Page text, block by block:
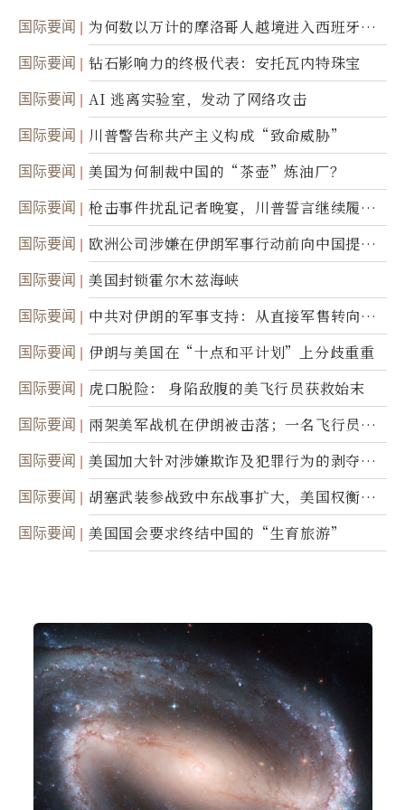
国际要闻
为何数以万计的摩洛哥人越境进入西班牙休
达
国际要闻 钻石影响力的终极代表：安托瓦内特珠宝
国际要闻 AI 逃离实验室，发动了网络攻击
国际要闻 川普警告称共产主义构成“致命威胁”
国际要闻 美国为何制裁中国的“茶壶”炼油厂？
国际要闻
枪击事件扰乱记者晚宴，川普誓言继续履行
职责
国际要闻
欧洲公司涉嫌在伊朗军事行动前向中国提供
美军基地的卫星图像
国际要闻 美国封锁霍尔木兹海峡
国际要闻
中共对伊朗的军事支持：从直接军售转向间
接技术转让
国际要闻 伊朗与美国在“十点和平计划”上分歧重重
国际要闻 虎口脱险： 身陷敌腹的美飞行员获救始末
国际要闻
兩架美军战机在伊朗被击落；一名飞行员失
踪
国际要闻
美国加大针对涉嫌欺诈及犯罪行为的剥夺公
民权力度
国际要闻
胡塞武装参战致中东战事扩大，美国权衡地
面入侵的可能性
国际要闻 美国国会要求终结中国的“生育旅游”